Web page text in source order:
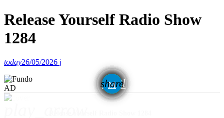
Release Yourself Radio Show
1284
today26/05/2026
share
email
AD